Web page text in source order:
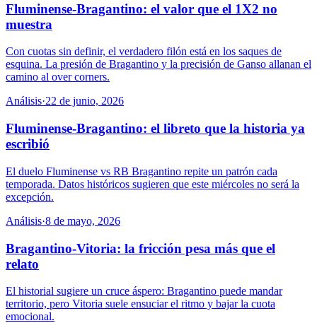
Fluminense-Bragantino: el valor que el 1X2 no
muestra
Con cuotas sin definir, el verdadero filón está en los saques de
esquina. La presión de Bragantino y la precisión de Ganso allanan el
camino al over corners.
Análisis·22 de junio, 2026
Fluminense-Bragantino: el libreto que la historia ya
escribió
El duelo Fluminense vs RB Bragantino repite un patrón cada
temporada. Datos históricos sugieren que este miércoles no será la
excepción.
Análisis·8 de mayo, 2026
Bragantino-Vitoria: la fricción pesa más que el
relato
El historial sugiere un cruce áspero: Bragantino puede mandar
territorio, pero Vitoria suele ensuciar el ritmo y bajar la cuota
emocional.